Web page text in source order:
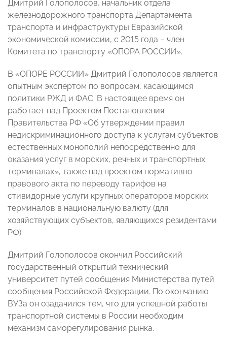
Дмитрий Голополосов, начальник отдела
железнодорожного транспорта Департамента
транспорта и инфраструктуры Евразийской
экономической комиссии, с 2015 года – член
Комитета по транспорту «ОПОРА РОССИИ».
В «ОПОРЕ РОССИИ» Дмитрий Голополосов является
опытным экспертом по вопросам, касающимся
политики РЖД и ФАС. В настоящее время он
работает над Проектом Постановления
Правительства РФ «Об утверждении правил
недискриминационного доступа к услугам субъектов
естественных монополий непосредственно для
оказания услуг в морских, речных и транспортных
терминалах», также над проектом нормативно-
правового акта по переводу тарифов на
стивидорные услуги крупных операторов морских
терминалов в национальную валюту (для
хозяйствующих субъектов, являющихся резидентами
РФ).
Дмитрий Голополосов окончил Российский
государственный открытый технический
университет путей сообщения Министерства путей
сообщения Российской Федерации. По окончанию
ВУЗа он озадачился тем, что для успешной работы
транспортной системы в России необходим
механизм саморегулирования рынка.